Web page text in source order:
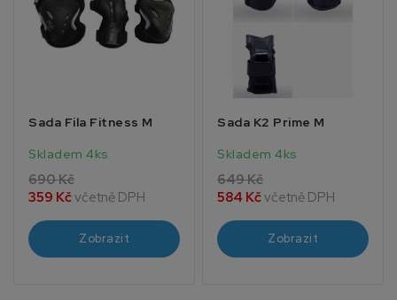
Sada Fila Fitness M
Skladem 4ks
690 Kč
359 Kčvčetně DPH
Zobrazit
Sada K2 Prime M
Skladem 4ks
649 Kč
584 Kčvčetně DPH
Zobrazit